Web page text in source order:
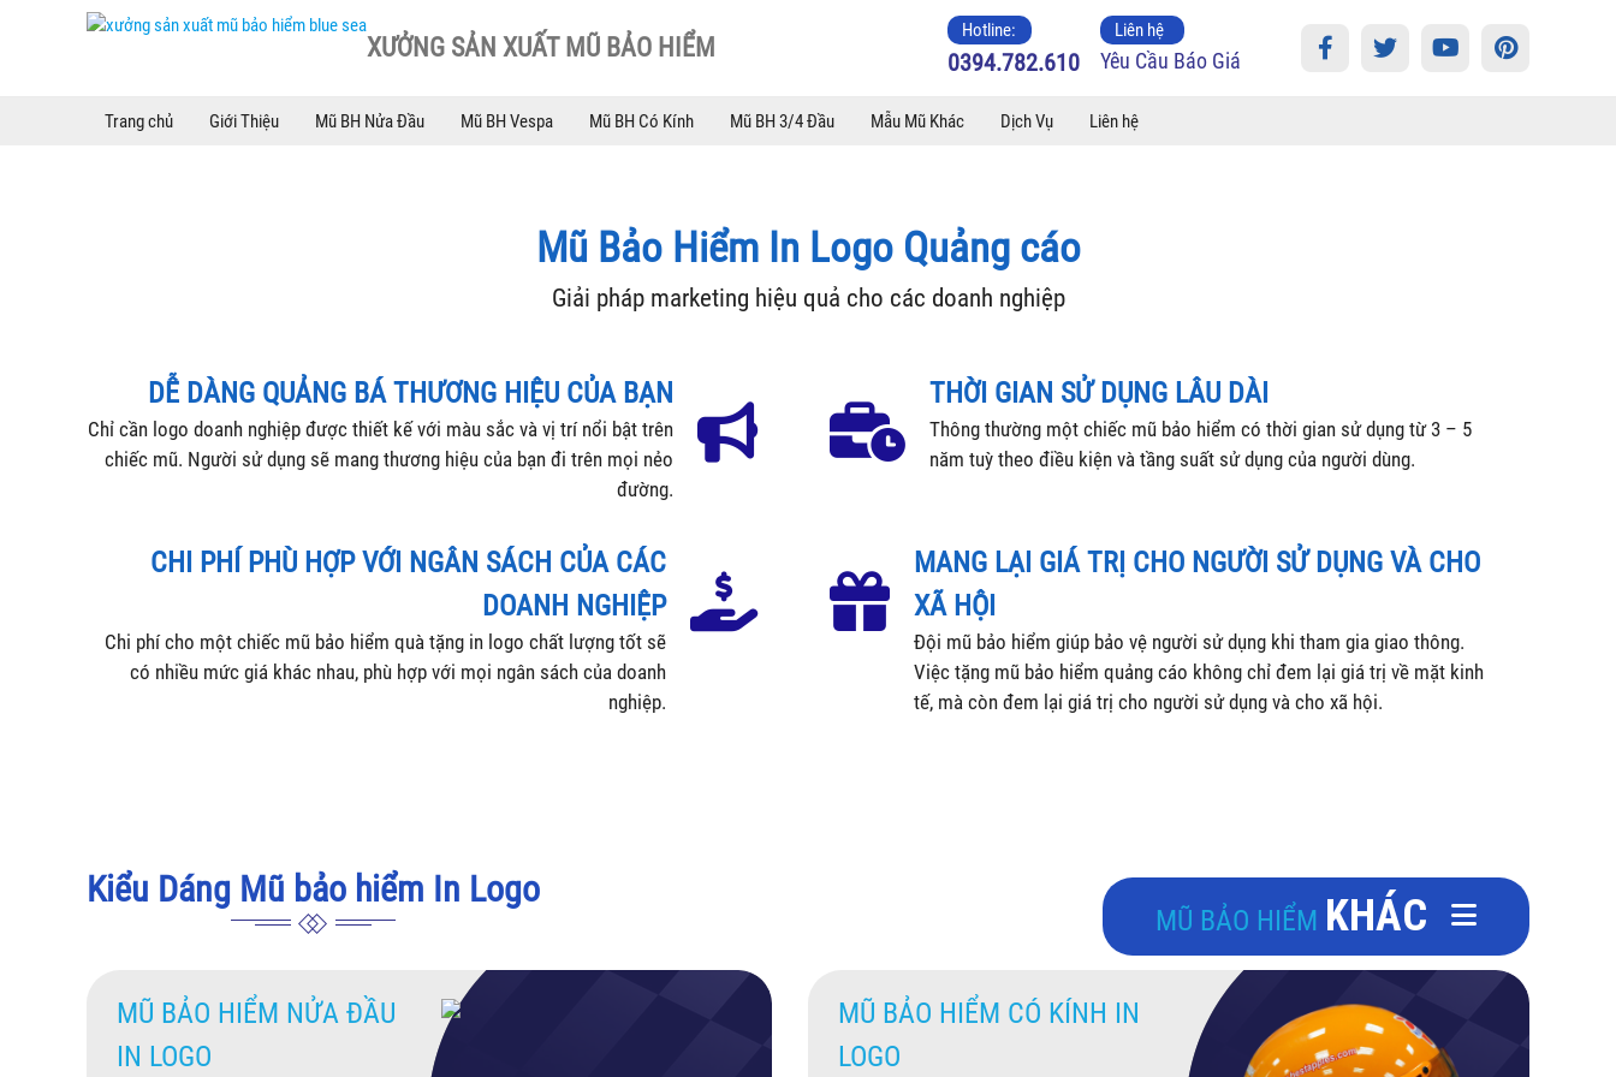
XƯỞNG SẢN XUẤT MŨ BẢO HIỂM
Hotline:
0394.782.610
Liên hệ
Yêu Cầu Báo Giá
Trang chủ Giới Thiệu Mũ BH Nửa Đầu Mũ BH Vespa Mũ BH Có Kính Mũ BH 3/4 Đầu Mẫu Mũ Khác Dịch Vụ Liên hệ
Mũ Bảo Hiểm In Logo Quảng cáo
Giải pháp marketing hiệu quả cho các doanh nghiệp
DỄ DÀNG QUẢNG BÁ THƯƠNG HIỆU CỦA BẠN
Chỉ cần logo doanh nghiệp được thiết kế với màu sắc và vị trí nổi bật trên
chiếc mũ. Người sử dụng sẽ mang thương hiệu của bạn đi trên mọi nẻo
đường.
THỜI GIAN SỬ DỤNG LÂU DÀI
Thông thường một chiếc mũ bảo hiểm có thời gian sử dụng từ 3 – 5
năm tuỳ theo điều kiện và tầng suất sử dụng của người dùng.
CHI PHÍ PHÙ HỢP VỚI NGÂN SÁCH CỦA CÁC
DOANH NGHIỆP
Chi phí cho một chiếc mũ bảo hiểm quà tặng in logo chất lượng tốt sẽ
có nhiều mức giá khác nhau, phù hợp với mọi ngân sách của doanh
nghiệp.
MANG LẠI GIÁ TRỊ CHO NGƯỜI SỬ DỤNG VÀ CHO
XÃ HỘI
Đội mũ bảo hiểm giúp bảo vệ người sử dụng khi tham gia giao thông.
Việc tặng mũ bảo hiểm quảng cáo không chỉ đem lại giá trị về mặt kinh
tế, mà còn đem lại giá trị cho người sử dụng và cho xã hội.
Kiểu Dáng Mũ bảo hiểm In Logo
MŨ BẢO HIỂM KHÁC
MŨ BẢO HIỂM NỬA ĐẦU
IN LOGO
MŨ BẢO HIỂM CÓ KÍNH IN
LOGO